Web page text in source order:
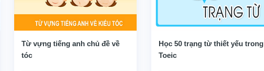
Từ vựng tiếng anh chủ đề về
tóc
Học 50 trạng từ thiết yếu trong
Toeic